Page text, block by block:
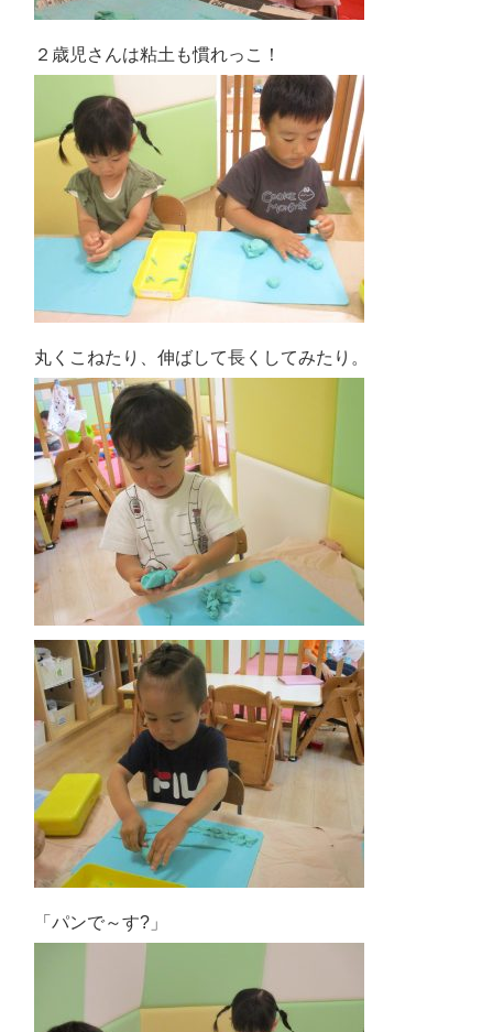
２歳児さんは粘土も慣れっこ！
丸くこねたり、伸ばして長くしてみたり。
「パンで～す?」